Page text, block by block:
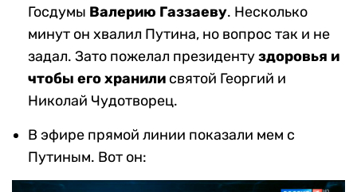
Госдумы Валерию Газзаеву. Несколько
минут он хвалил Путина, но вопрос так и не
задал. Зато пожелал президентуздоровья и
чтобы его хранили святой Георгий и
Николай Чудотворец.
В эфире прямой линии показали мем с
Путиным. Вот он: